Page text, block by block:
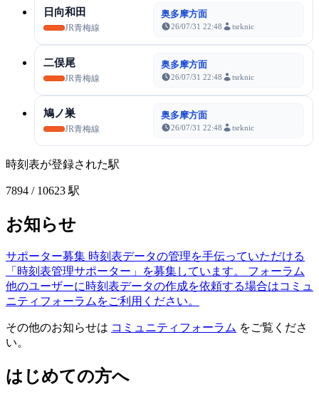
日向和田
JR青梅線
奥多摩方面
26/07/31 22:48 tsrknic
二俣尾
JR青梅線
奥多摩方面
26/07/31 22:48 tsrknic
鳩ノ巣
JR青梅線
奥多摩方面
26/07/31 22:48 tsrknic
時刻表が登録された駅
7894 / 10623 駅
お知らせ
サポーター募集 時刻表データの管理を手伝っていただける
「時刻表管理サポーター」を募集しています。
フォーラム
他のユーザーに時刻表データの作成を依頼する場合はコミュ
ニティフォーラムをご利用ください。
その他のお知らせは コミュニティフォーラム をご覧くださ
い。
はじめての方へ